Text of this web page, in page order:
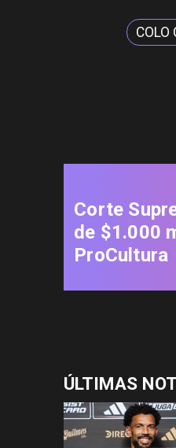
COLO
Corte
de $1.000
ProCultura
ÚLTIMAS